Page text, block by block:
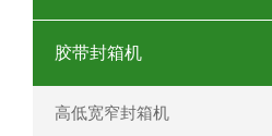
胶带封箱机
高低宽窄封箱机